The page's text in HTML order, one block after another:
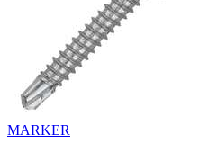
MARKER